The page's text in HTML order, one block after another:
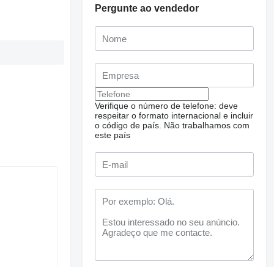
Pergunte ao vendedor
Verifique o número de telefone: deve
respeitar o formato internacional e incluir
o código de país. Não trabalhamos com
este país